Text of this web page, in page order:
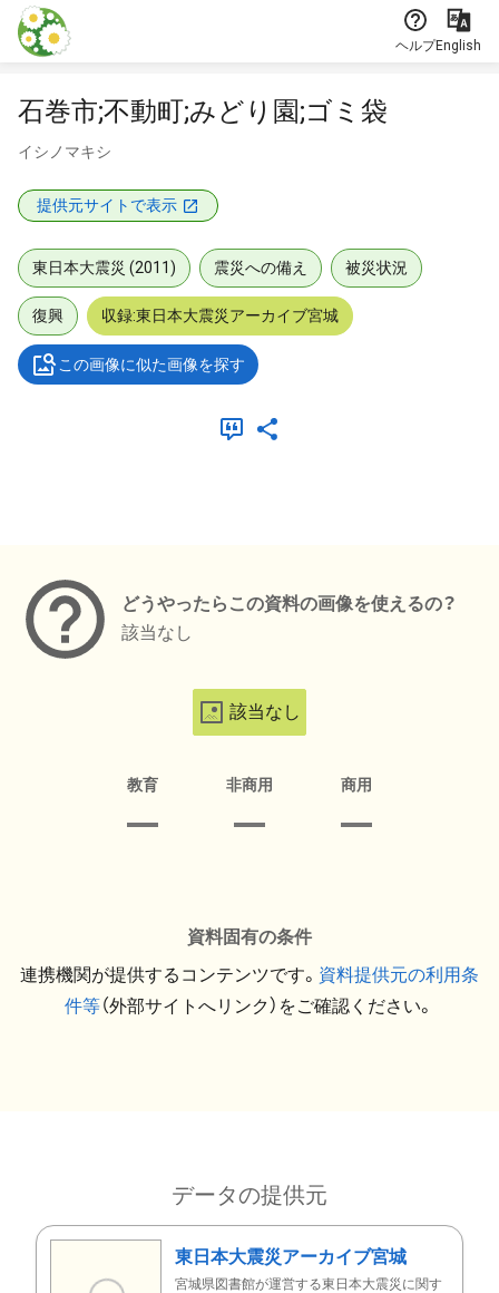
本文に飛ぶ
ヘルプEnglish
石巻市;不動町;みどり園;ゴミ袋
イシノマキシ
提供元サイトで表示
東日本大震災 (2011) 震災への備え 被災状況
復興 収録:東日本大震災アーカイブ宮城
この画像に似た画像を探す
どうやったらこの資料の画像を使えるの？
該当なし
該当なし
教育 非商用 商用
資料固有の条件
連携機関が提供するコンテンツです。 資料提供元の利用条
件等（外部サイトへリンク）をご確認ください。
データの提供元
東日本大震災アーカイブ宮城
宮城県図書館が運営する東日本大震災に関す